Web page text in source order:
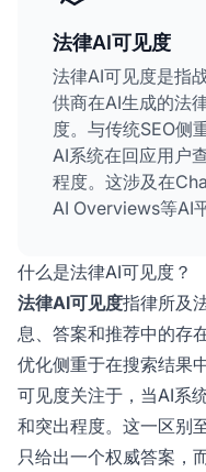
法律AI可见度
法律AI可见度是指
供商在AI生成的法
度。与传统SEO侧
AI系统在回应用户
程度。这涉及在
AI Overviews等AI
案中被视为可信来
名。
什么是法律AI可见度？
法律AI可见度指律所及
息、答案和推荐中的存
优化侧重于在搜索结果
可见度关注于，当AI系
和突出程度。这一区别
只给出一个权威答案，